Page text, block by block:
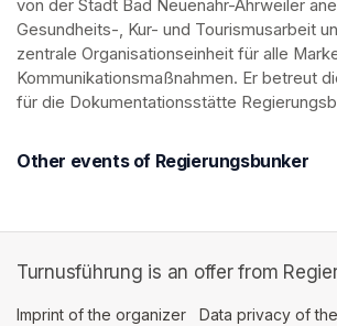
von der Stadt Bad Neuenahr-Ahrweiler
Gesundheits-, Kur- und Tourismusarbeit
zentrale Organisationseinheit für alle
Kommunikationsmaßnahmen. Er betreut
für die Dokumentationsstätte
Other events of Regierungsbunker
Turnusführung is an offer from
Imprint of the organizer (opens in a new tab)
Data privacy of